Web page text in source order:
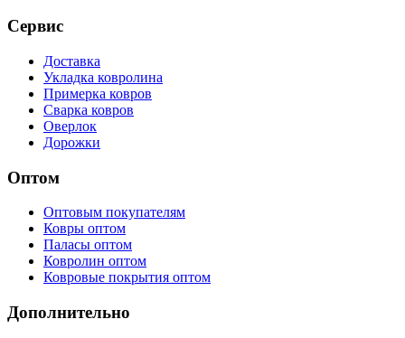
Сервис
Доставка
Укладка ковролина
Примерка ковров
Сварка ковров
Оверлок
Дорожки
Оптом
Оптовым покупателям
Ковры оптом
Паласы оптом
Ковролин оптом
Ковровые покрытия оптом
Дополнительно